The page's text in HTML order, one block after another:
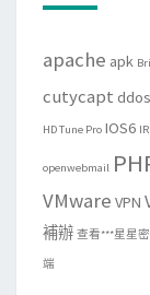
apache apk
cutycapt ddos
HD Tune Pro IOS6
openwebmail
VMware VPN
補辦 查看***星星
端